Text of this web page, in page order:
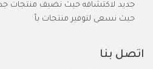
جديد لاكتشافه حيث نضيف منتجات
حيث نسعى لتوفير منتجات بأ
اتصل بنا